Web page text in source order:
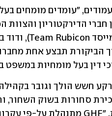
דין בעל מומחיות במשפט